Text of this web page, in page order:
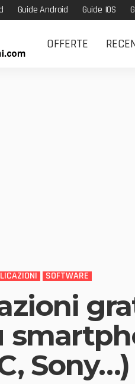
Guide Android Guide IOS
OFFERTE
SOFTWARE
Sony…)